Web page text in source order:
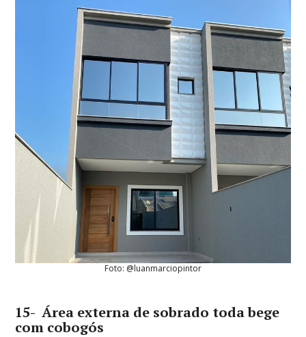
Foto: @luanmarciopintor
15- Área externa de sobrado toda bege
com cobogós